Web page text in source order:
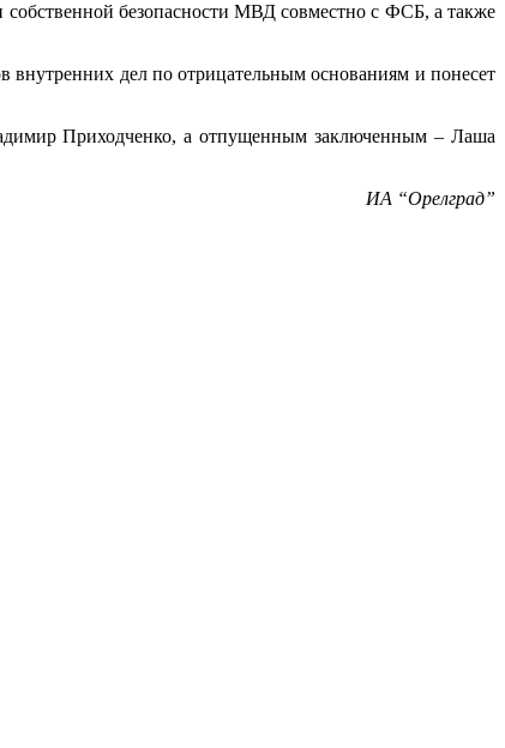
безопасности МВД совместно с ФСБ, а также
дел по отрицательным основаниям и понесет
Приходченко, а отпущенным заключенным – Лаша
ИА “Орелград”